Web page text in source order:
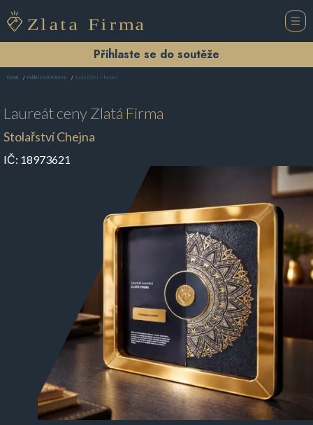
Přihlaste se do soutěže
Domů Truhlářství Ostrava Stolařství Chejna
Laureát cenyZlatá Firma
Stolařství Chejna
IČ: 18973621